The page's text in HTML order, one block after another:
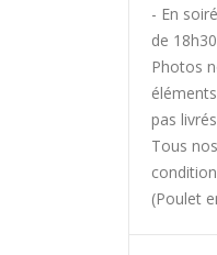
- En
de
Photos
pas
Tous
(Poulet